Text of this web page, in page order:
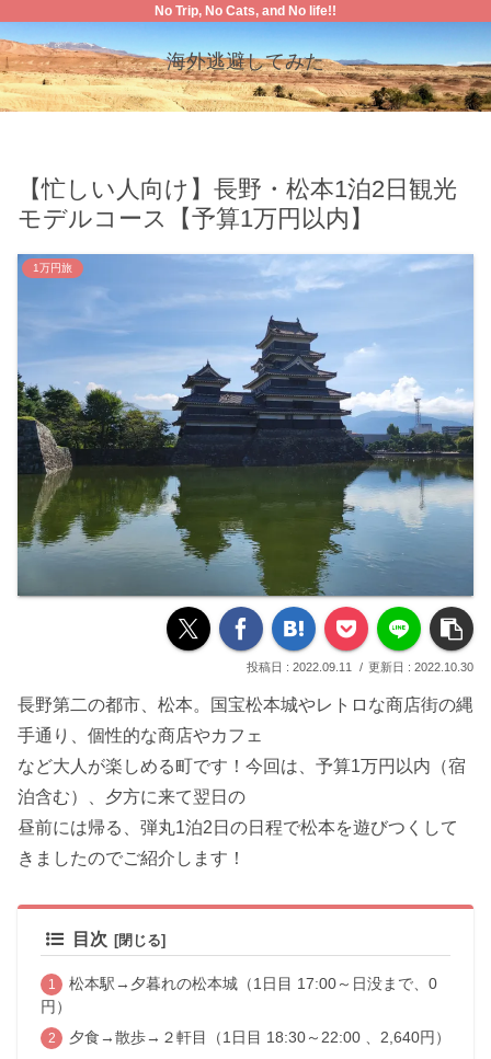
No Trip, No Cats, and No life!!
海外逃避してみた
【忙しい人向け】長野・松本1泊2日観光
モデルコース【予算1万円以内】
1万円旅
2022.09.11 2022.10.30
長野第二の都市、松本。国宝松本城やレトロな商店街の縄
手通り、個性的な商店やカフェ
など大人が楽しめる町です！今回は、予算1万円以内（宿
泊含む）、夕方に来て翌日の
昼前には帰る、弾丸1泊2日の日程で松本を遊びつくして
きましたのでご紹介します！
目次
松本駅→夕暮れの松本城（1日目 17:00～日没まで、0
円）
夕食→散歩→２軒目（1日目 18:30～22:00 、2,640円）